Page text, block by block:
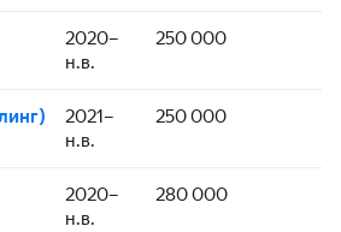
2020–
н.в.
250 000
2021–
н.в.
250 000
2020–
н.в.
280 000